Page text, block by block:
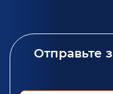
Отправьте